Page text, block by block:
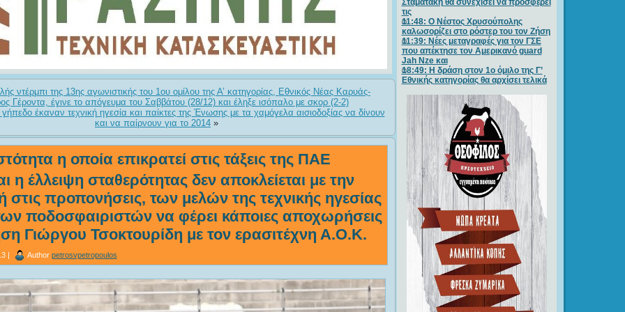
ντέρμπι της 13ης αγωνιστικής του 1ου ομίλου της Α’ κατηγορίας, Εθνικός Νέας Καρυάς-
Γέροντα, έγινε το απόγευμα του Σαββάτου (28/12) και έληξε ισόπαλο με σκορ (2-2)
έκαναν τεχνική ηγεσία και παίκτες της Ένωσης με τα χαμόγελα αισιοδοξίας να δίνουν
και να παίρνουν για το 2014 »
η οποία επικρατεί στις τάξεις της ΠΑΕ
η έλλειψη σταθερότητας δεν αποκλείεται με την
στις προπονήσεις, των μελών της τεχνικής ηγεσίας
ποδοσφαιριστών να φέρει κάποιες αποχωρήσεις
Γιώργου Τσοκτουρίδη με τον ερασιτέχνη Α.Ο.Κ.
| Author petrosvpetropoulos
Σταματάκη θα συνεχίσει να προσφέρει
τις
11:48: Ο Νέστος Χρυσούπολης
καλωσορίζει στο ρόστερ του τον Ζήση
11:39: Νέες μεταγραφές για τον ΓΣE
που απέκτησε τον Αμερικανό guard
Jah Nze και
18:49: Η δράση στον 1ο όμιλο της Γ’
Εθνικής κατηγορίας θα αρχίσει τελικά